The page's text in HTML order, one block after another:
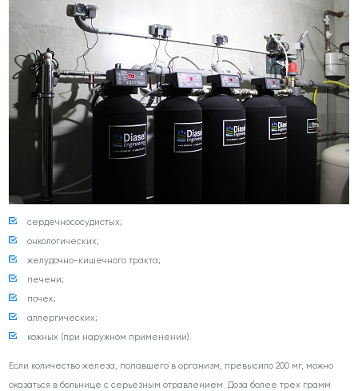
сердечнососудистых;
онкологических;
желудочно-кишечного тракта;
печени;
почек;
аллергических;
кожных (при наружном применении).
Если количество железа, попавшего в организм, превысило 200 мг, можно
оказаться в больнице с серьезным отравлением. Доза более трех грамм